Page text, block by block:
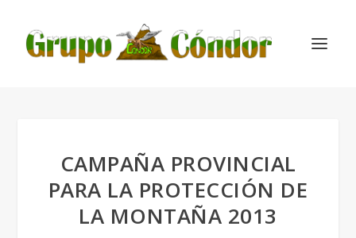
CAMPAÑA PROVINCIAL
PARA LA PROTECCIÓN DE
LA MONTAÑA 2013